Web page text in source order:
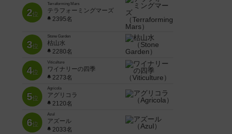
2位
Terraforming Mars
テラフォーミングマーズ
2395名
3位
Stone Garden
枯山水
2280名
4位
Viticulture
ワイナリーの四季
2273名
5位
Agricola
アグリコラ
2120名
6位
Azul
アズール
2033名